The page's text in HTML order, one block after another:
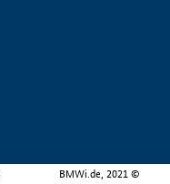
BMWi.de, 2021 ©